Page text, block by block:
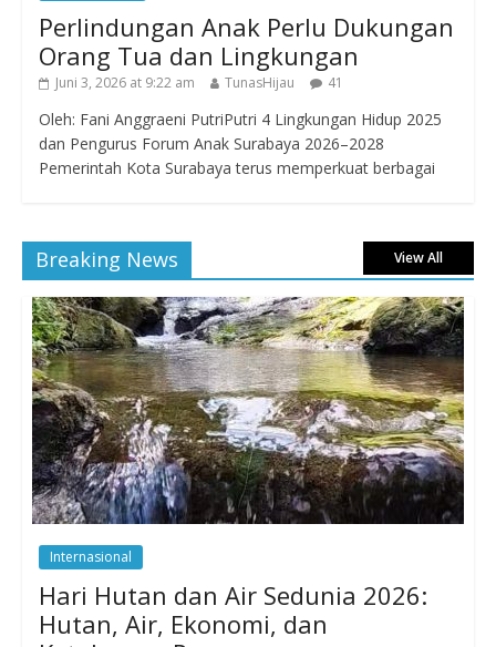
Perlindungan Anak Perlu Dukungan
Orang Tua dan Lingkungan
Juni 3, 2026 at 9:22 am TunasHijau 41
Oleh: Fani Anggraeni PutriPutri 4 Lingkungan Hidup 2025
dan Pengurus Forum Anak Surabaya 2026–2028
Pemerintah Kota Surabaya terus memperkuat berbagai
Breaking News View All
Internasional
Hari Hutan dan Air Sedunia 2026:
Hutan, Air, Ekonomi, dan